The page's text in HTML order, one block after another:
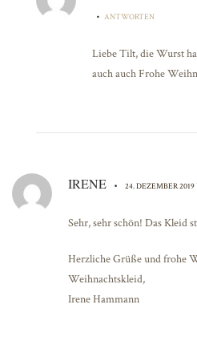
• ANTWORTEN
Liebe Tilt, die Wurst
auch auch Frohe
IRENE • 24. DEZEMBER 2019
Sehr, sehr schön! Das Kleid
Herzliche Grüße und frohe
Weihnachtskleid,
Irene Hammann